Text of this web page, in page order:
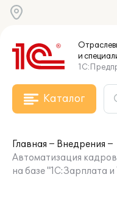
и
Каталог
Главная
Внедрения
Автоматизация
на базе "1С:Зарплата